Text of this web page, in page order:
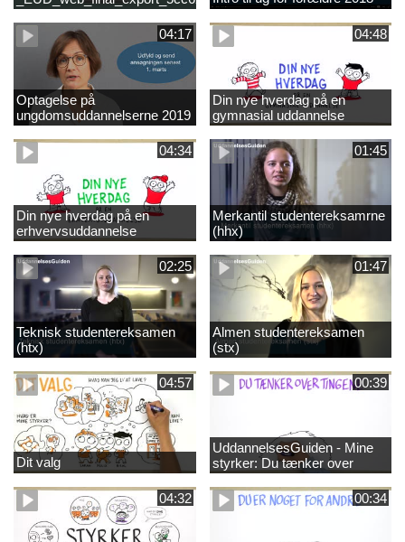
04:17
Optagelse på
ungdomsuddannelserne 2019
04:48
Din nye hverdag på en
gymnasial uddannelse
04:34
Din nye hverdag på en
erhvervsuddannelse
01:45
Merkantil studentereksamrne
(hhx)
02:25
Teknisk studentereksamen
(htx)
01:47
Almen studentereksamen
(stx)
04:57
Dit valg
00:39
UddannelsesGuiden - Mine
styrker: Du tænker over
tingene
04:32
00:34